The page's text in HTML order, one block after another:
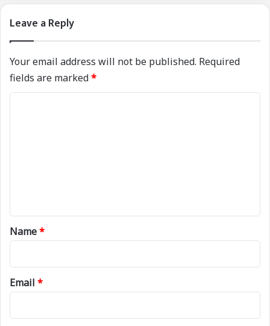
Leave a Reply
Your email address will not be published. Required
fields are marked*
*
Name*
Email *